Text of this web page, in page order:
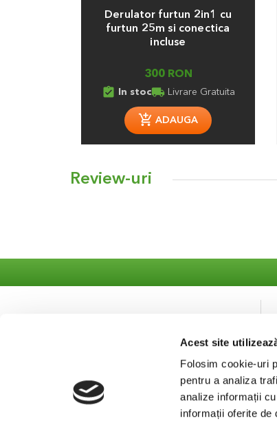
Acest site
Folosim cookie-uri
pentru a analiza
analize informații
informații oferite
Derulator furtun 2in1 cu
furtun 25m si conectica
incluse
300 RON
assignment_turned_in In stoclocal_shipping Livrare Gratuita
ADAUGA
Review-uri